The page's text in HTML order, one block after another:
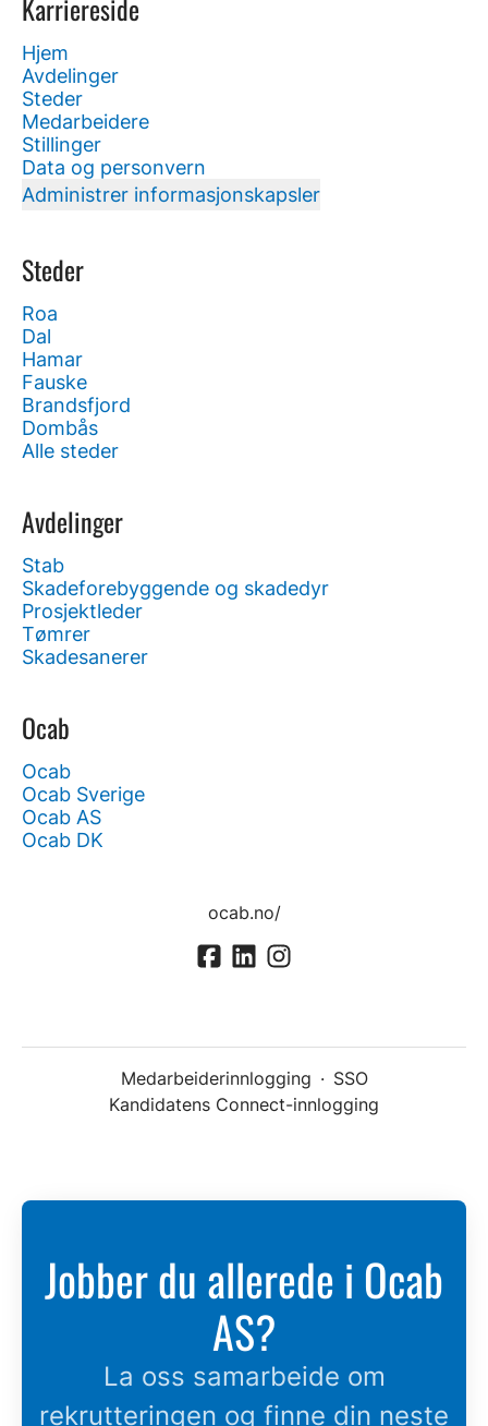
Karriereside
Hjem
Avdelinger
Steder
Medarbeidere
Stillinger
Data og personvern
Administrer informasjonskapsler
Steder
Roa
Dal
Hamar
Fauske
Brandsfjord
Dombås
Alle steder
Avdelinger
Stab
Skadeforebyggende og skadedyr
Prosjektleder
Tømrer
Skadesanerer
Ocab
Ocab
Ocab Sverige
Ocab AS
Ocab DK
ocab.no/
Medarbeiderinnlogging · SSO
Kandidatens Connect-innlogging
Jobber du allerede i Ocab
AS?
La oss samarbeide om
rekrutteringen og finne din neste